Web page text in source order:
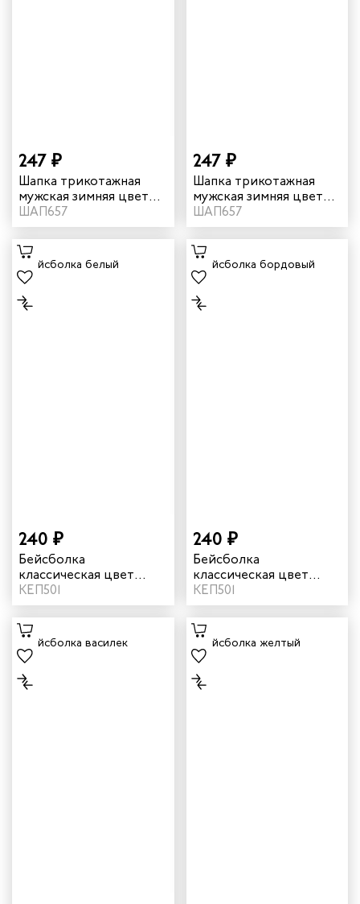
247 ₽
Шапка трикотажная
мужская зимняя цвет
темно-синий
ШАП657
247 ₽
Шапка трикотажная
мужская зимняя цвет
черный
ШАП657
240 ₽
Бейсболка
классическая цвет
белый
КЕП501
240 ₽
Бейсболка
классическая цвет
бордовый
КЕП501